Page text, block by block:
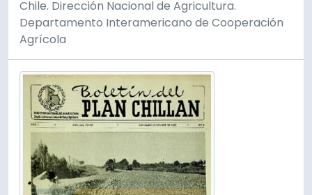
Chile. Dirección Nacional de Agricultura.
Departamento Interamericano de Cooperación
Agrícola